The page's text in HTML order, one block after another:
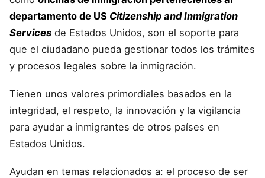
departamento de US Citizenship and Inmigration
Services de Estados Unidos, son el soporte para
que el ciudadano pueda gestionar todos los trámites
y procesos legales sobre la inmigración.
Tienen unos valores primordiales basados en la
integridad, el respeto, la innovación y la vigilancia
para ayudar a inmigrantes de otros países en
Estados Unidos.
Ayudan en temas relacionados a: el proceso de ser